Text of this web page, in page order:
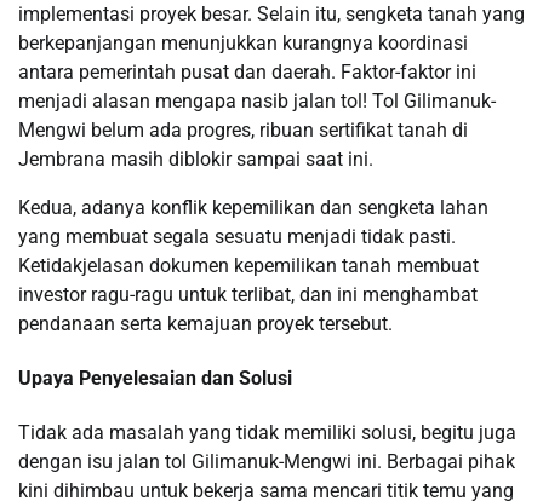
implementasi proyek besar. Selain itu, sengketa tanah yang
berkepanjangan menunjukkan kurangnya koordinasi
antara pemerintah pusat dan daerah. Faktor-faktor ini
menjadi alasan mengapa nasib jalan tol! Tol Gilimanuk-
Mengwi belum ada progres, ribuan sertifikat tanah di
Jembrana masih diblokir sampai saat ini.
Kedua, adanya konflik kepemilikan dan sengketa lahan
yang membuat segala sesuatu menjadi tidak pasti.
Ketidakjelasan dokumen kepemilikan tanah membuat
investor ragu-ragu untuk terlibat, dan ini menghambat
pendanaan serta kemajuan proyek tersebut.
Upaya Penyelesaian dan Solusi
Tidak ada masalah yang tidak memiliki solusi, begitu juga
dengan isu jalan tol Gilimanuk-Mengwi ini. Berbagai pihak
kini dihimbau untuk bekerja sama mencari titik temu yang